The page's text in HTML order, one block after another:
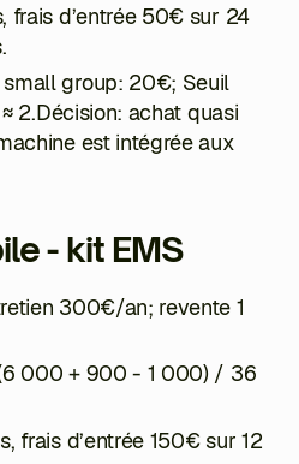
frais d’entrée 50€ sur 24
group: 20€; Seuil
2.Décision: achat quasi
est intégrée aux
- kit EMS
300€/an; revente 1
000 + 900 - 1 000) / 36
frais d’entrée 150€ sur 12